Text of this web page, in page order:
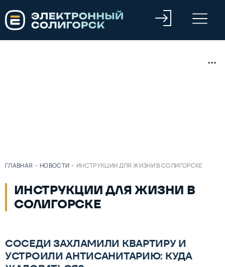
ГЛАВНАЯ - НОВОСТИ - ИНСТРУКЦИИ ДЛЯ ЖИЗНИ В СОЛИГОРСКЕ
ИНСТРУКЦИИ ДЛЯ ЖИЗНИ В
СОЛИГОРСКЕ
СОСЕДИ ЗАХЛАМИЛИ КВАРТИРУ И
УСТРОИЛИ АНТИСАНИТАРИЮ: КУДА